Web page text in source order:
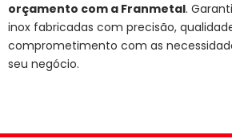
orçamento com a Franmetal.
inox fabricadas com precisão,
comprometimento com as
seu negócio.